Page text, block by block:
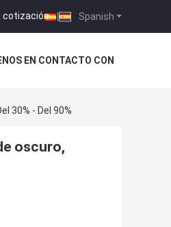
Spanish
cotización |
EN CONTACTO CON
30% - Del 90%
oscuro,